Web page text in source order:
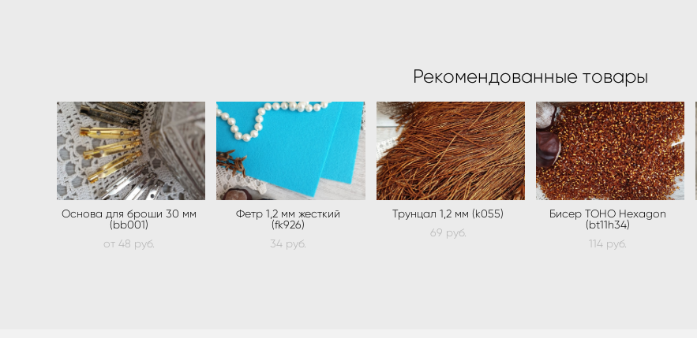
Рекомендованные товары
Основа для броши 30 мм
(bb001)
от 48 pуб.
Фетр 1,2 мм жесткий
(fk926)
34 pуб.
Трунцал 1,2 мм (k055)
69 pуб.
Бисер TOHO Hexagon
(bt11h34)
114 pуб.